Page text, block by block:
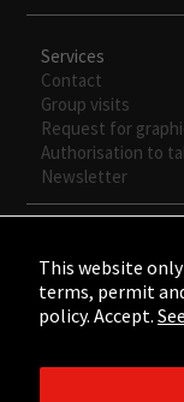
Services
Contact
Group visits
Request for
Authorisation to
Newsletter
This website
terms, permit
policy. Accept.